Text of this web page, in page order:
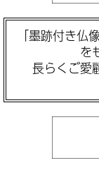
「墨跡付き
を
長らくご愛